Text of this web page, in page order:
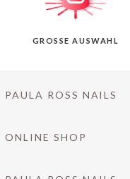
GROSSE AUSWAHL
PAULA ROSS NAILS
ONLINE SHOP